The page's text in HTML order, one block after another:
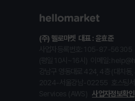
(주) 헬로마켓 대표 : 윤효준
사업자정보확인